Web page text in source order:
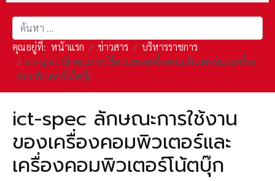
การค้นหา
คุณอยู่ที่: หน้าแรก ข่าวสาร
บริหารราชการ
ict-spec ลักษณะการใช้งานของเครื่องคอมพิวเตอร์และเครื่อง
คอมพิวเตอร์โน้ตบุ๊ก
ict-spec ลักษณะการใช้งาน
ของเครื่องคอมพิวเตอร์และ
เครื่องคอมพิวเตอร์โน้ตบุ๊ก